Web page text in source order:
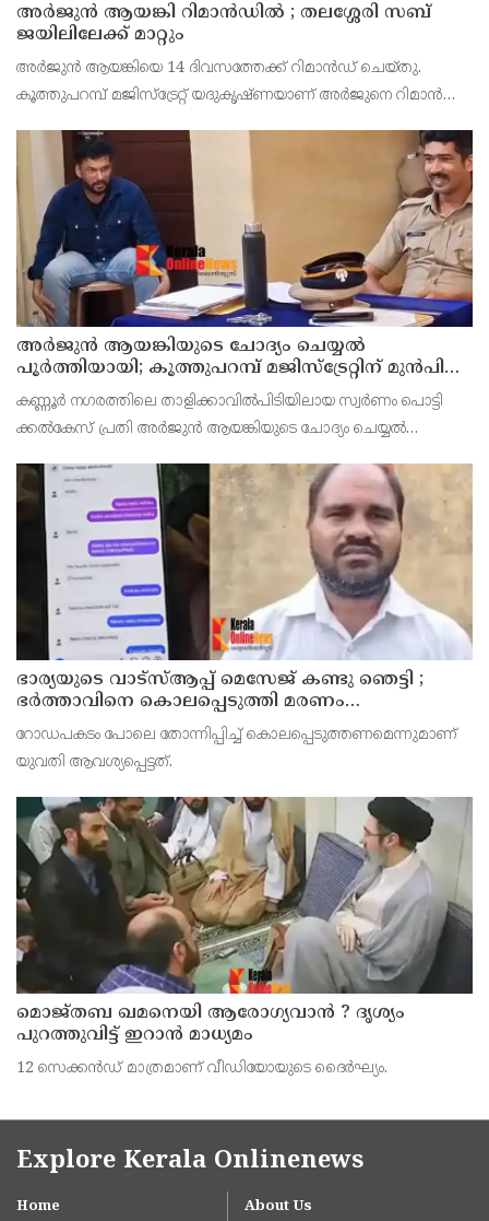
അര്‍ജുന്‍ ആയങ്കി റിമാന്‍ഡില്‍ ; തലശ്ശേരി സബ്
ജയിലിലേക്ക് മാറ്റും
അർജുൻ ആയങ്കിയെ 14 ദിവസത്തേക്ക് റിമാൻഡ് ചെയ്തു.
കൂത്തുപറമ്പ് മജിസ്ട്രേറ്റ് യദുകൃഷ്ണയാണ് അർജുനെ റിമാൻഡ്
ഭീഷണിപ്പെടുത്തിയെന്നാരോപിച്ച് ‌
അര്‍ജുന്‍ ആയങ്കിയുടെ ചോദ്യം ചെയ്യല്‍
പൂര്‍ത്തിയായി; കൂത്തുപറമ്പ് മജിസ്ട്രേറ്റിന് മുൻപില്‍
ഹാജരാക്കും
കണ്ണൂർ നഗരത്തിലെ താളിക്കാവിൽപിടിയിലായ സ്വർണം പൊട്ടി
ക്കൽകേസ് പ്രതി അര്‍ജുന്‍ ആയങ്കിയുടെ ചോദ്യം ചെയ്യല്‍
ഭാര്യയുടെ വാട്സ്ആപ്പ് മെസേജ് കണ്ടു ഞെട്ടി ;
ഭര്‍ത്താവിനെ കൊലപ്പെടുത്തി മരണം
റോഡപകടമാക്കി മാറ്റാന്‍ കാമുകനുമായി
പദ്ധതിയിട്ട യുവതിയും സുഹൃത്തും ഒളിവില്‍
റോഡപകടം പോലെ തോന്നിപ്പിച്ച് കൊലപ്പെടുത്തണമെന്നുമാണ്
യുവതി ആവശ്യപ്പെട്ടത്.
മൊജ്തബ ഖമനെയി ആരോഗ്യവാന്‍ ? ദൃശ്യം
പുറത്തുവിട്ട് ഇറാന്‍ മാധ്യമം
12 സെക്കന്‍ഡ് മാത്രമാണ് വീഡിയോയുടെ ദൈര്‍ഘ്യം.
Explore Kerala Onlinenews
Home About Us